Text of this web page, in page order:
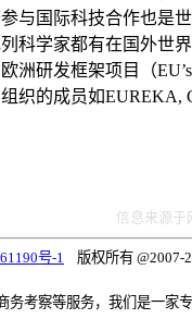
与国际科技合作也是
科学家都有在国外世
洲研发框架项目（
织的成员如EUREKA,
信息来源于
号-1 版权所有 @2007-
务考察等服务，我们是一家